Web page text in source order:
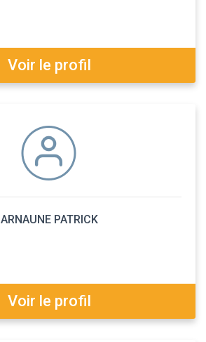
Voir le profil
ARNAUNE PATRICK
Voir le profil